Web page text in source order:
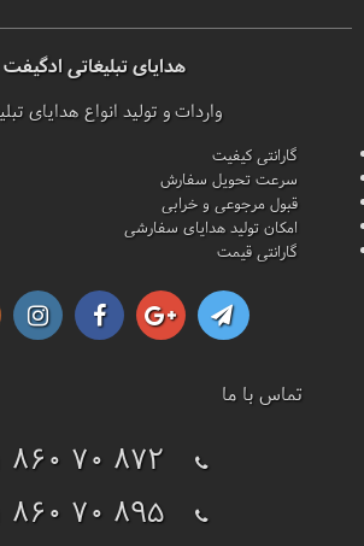
هدایای تبلیغاتی ادگیفت
واردات و تولید انواع هدایای
گارانتی کیفیت
سرعت تحویل سفارش
قبول مرجوعی و خرابی
امکان تولید هدایای سفارشی
گارانتی قیمت
تماس با ما
860 70 872
860 70 895